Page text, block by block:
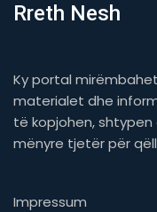
Rreth Nesh
Ky portal
materialet dhe
të kopjohen,
mënyre tjetër për
Impressum